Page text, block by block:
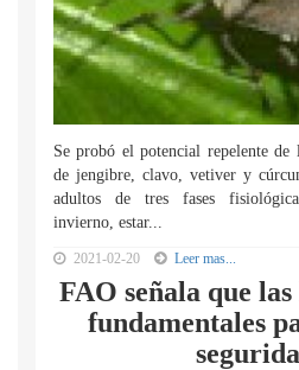
Se probó el potencial repelente de
de jengibre, clavo, vetiver y
adultos de tres fases
invierno, estar...
2021-02-20 Leer mas...
FAO señala que
fundamentales